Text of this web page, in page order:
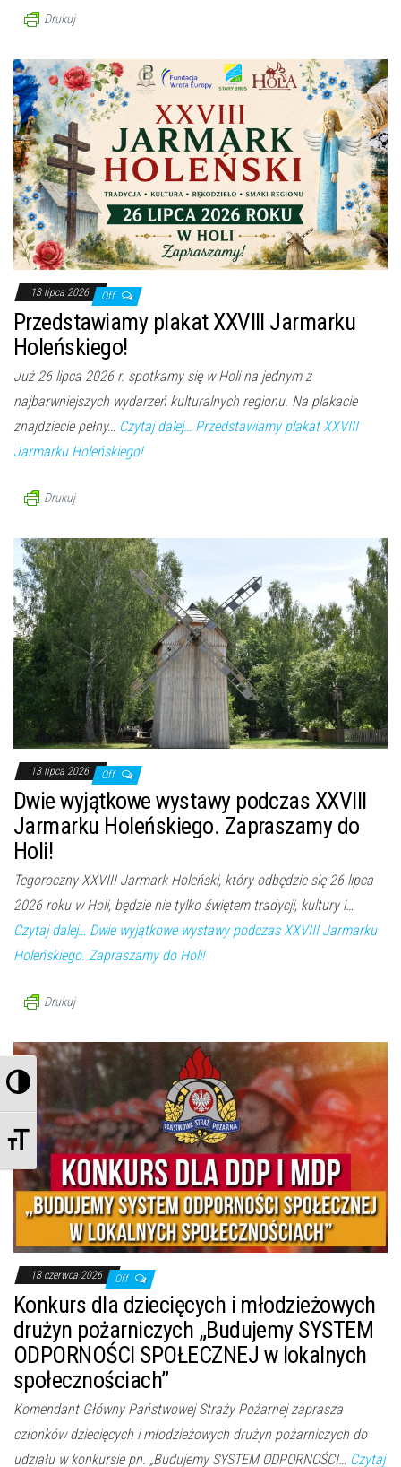
Przełącz wysoki kontrast
Zmień rozmiar czcionek
Drukuj
13 lipca 2026 Off
Przedstawiamy plakat XXVIII Jarmarku
Holeńskiego!
Już 26 lipca 2026 r. spotkamy się w Holi na jednym z
najbarwniejszych wydarzeń kulturalnych regionu. Na plakacie
znajdziecie pełny… Czytaj dalej… Przedstawiamy plakat XXVIII
Jarmarku Holeńskiego!
Drukuj
13 lipca 2026 Off
Dwie wyjątkowe wystawy podczas XXVIII
Jarmarku Holeńskiego. Zapraszamy do
Holi!
Tegoroczny XXVIII Jarmark Holeński, który odbędzie się 26 lipca
2026 roku w Holi, będzie nie tylko świętem tradycji, kultury i…
Czytaj dalej… Dwie wyjątkowe wystawy podczas XXVIII Jarmarku
Holeńskiego. Zapraszamy do Holi!
Drukuj
18 czerwca 2026 Off
Konkurs dla dziecięcych i młodzieżowych
drużyn pożarniczych „Budujemy SYSTEM
ODPORNOŚCI SPOŁECZNEJ w lokalnych
społecznościach”
Komendant Główny Państwowej Straży Pożarnej zaprasza
członków dziecięcych i młodzieżowych drużyn pożarniczych do
udziału w konkursie pn. „Budujemy SYSTEM ODPORNOŚCI… Czytaj